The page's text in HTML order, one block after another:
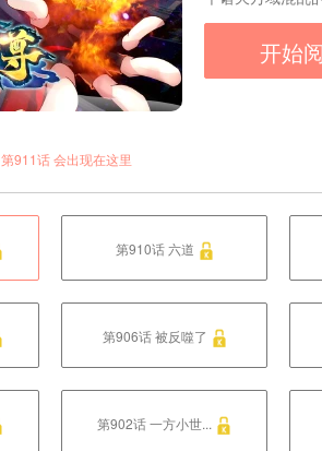
开始
第911话 会出现在这里
第910话 六道
第906话 被反噬了
第902话 一方小世...